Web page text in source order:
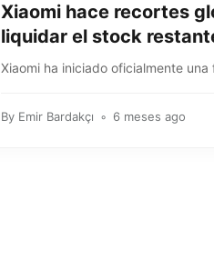
Xiaomi hace recortes
liquidar el stock
Xiaomi ha iniciado oficialmente
By Emir Bardakçı 6 meses ago